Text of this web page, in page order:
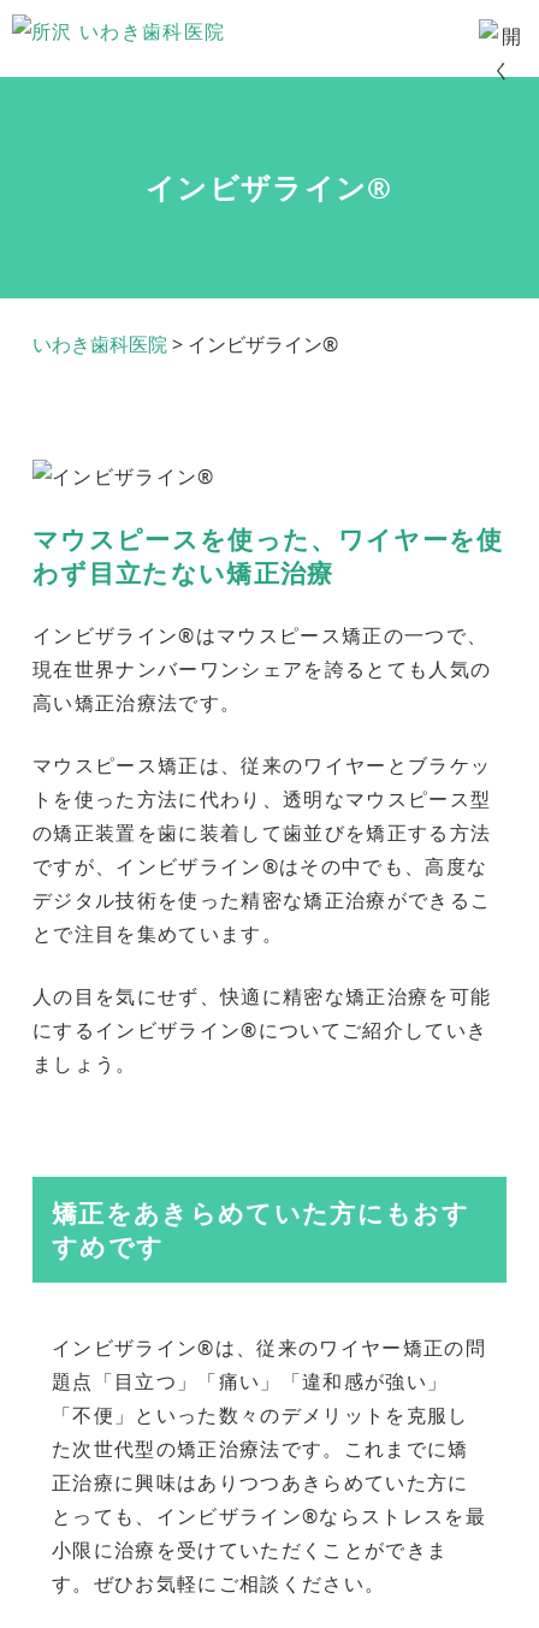
インビザライン®
いわき歯科医院> インビザライン®
マウスピースを使った、ワイヤーを使
わず目立たない矯正治療
インビザライン®はマウスピース矯正の一つで、
現在世界ナンバーワンシェアを誇るとても人気の
高い矯正治療法です。
マウスピース矯正は、従来のワイヤーとブラケッ
トを使った方法に代わり、透明なマウスピース型
の矯正装置を歯に装着して歯並びを矯正する方法
ですが、インビザライン®はその中でも、高度な
デジタル技術を使った精密な矯正治療ができるこ
とで注目を集めています。
人の目を気にせず、快適に精密な矯正治療を可能
にするインビザライン®についてご紹介していき
ましょう。
矯正をあきらめていた方にもおす
すめです
インビザライン®は、従来のワイヤー矯正の問
題点「目立つ」「痛い」「違和感が強い」
「不便」といった数々のデメリットを克服し
た次世代型の矯正治療法です。これまでに矯
正治療に興味はありつつあきらめていた方に
とっても、インビザライン®ならストレスを最
小限に治療を受けていただくことができま
す。ぜひお気軽にご相談ください。